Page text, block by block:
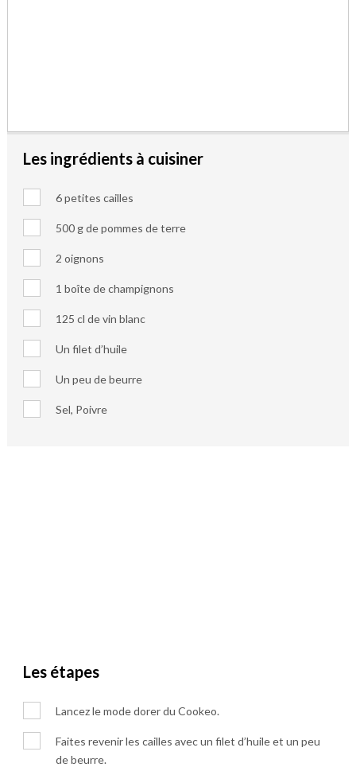
Les ingrédients à cuisiner
6 petites cailles
500 g de pommes de terre
2 oignons
1 boîte de champignons
125 cl de vin blanc
Un filet d’huile
Un peu de beurre
Sel, Poivre
Les étapes
Lancez le mode dorer du Cookeo.
Faites revenir les cailles avec un filet d’huile et un peu
de beurre.